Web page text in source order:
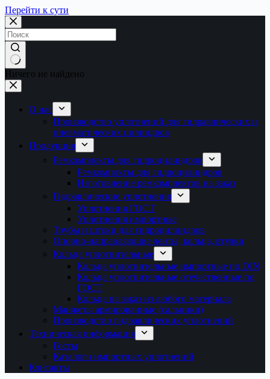
Перейти к сути
Ничего не найдено
О нас
Производство уплотнений для гидравлических и
пневматических цилиндров
Продукция
Ремкомплекты для гидроцилиндров
Ремкомплкты для гидроцилиндров
Изготовление ремкомплектов на заказ
Гидравлические уплотнения
Уплотнения ГОСТ
Уплотнения импортные
Трубы и штоки для гидроцилиндров
Опорно-направляющие ленты, кольца, втулки
Кольца уплотнительные
Кольца уплотнительные импортные по DIN
Кольца уплотнительные отечественные по
ГОСТ
Кольца на заказ из любого материала
Манжеты армированные (сальники)
Производство гидравлических уплотнений
Техническая информация
Госты
Каталоги импортных уплотнений
Контакты